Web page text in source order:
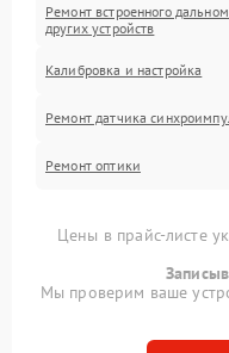
Ремонт встроенного
других устройств
Калибровка и настройка
Ремонт датчика
Ремонт оптики
Цены в прайс-листе
Мы проверим ваше